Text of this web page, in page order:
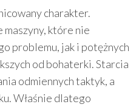
charakter.
maszyny, które nie
problemu, jak i potężnych
od bohaterki. Starcia
odmiennych taktyk, a
Właśnie dlatego